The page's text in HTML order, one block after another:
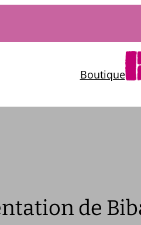
Boutique
de